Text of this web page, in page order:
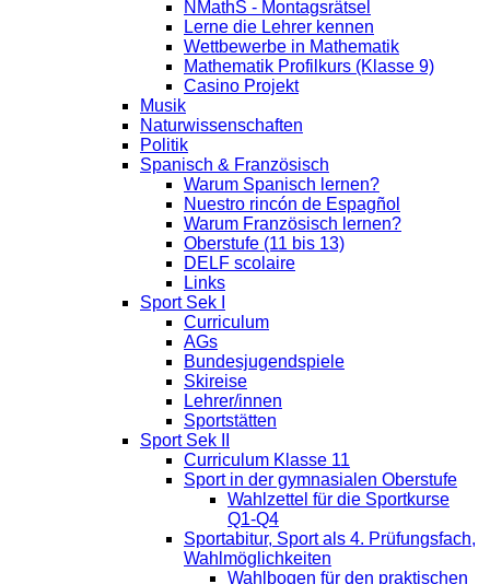
NMathS - Montagsrätsel
Lerne die Lehrer kennen
Wettbewerbe in Mathematik
Mathematik Profilkurs (Klasse 9)
Casino Projekt
Musik
Naturwissenschaften
Politik
Spanisch & Französisch
Warum Spanisch lernen?
Nuestro rincón de Espagñol
Warum Französisch lernen?
Oberstufe (11 bis 13)
DELF scolaire
Links
Sport Sek I
Curriculum
AGs
Bundesjugendspiele
Skireise
Lehrer/innen
Sportstätten
Sport Sek II
Curriculum Klasse 11
Sport in der gymnasialen Oberstufe
Wahlzettel für die Sportkurse
Q1-Q4
Sportabitur, Sport als 4. Prüfungsfach,
Wahlmöglichkeiten
Wahlbogen für den praktischen